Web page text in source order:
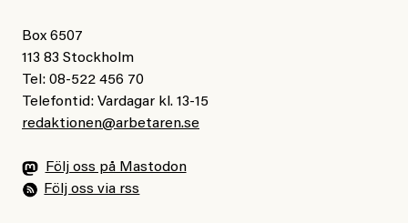
Box 6507
113 83 Stockholm
Tel: 08-522 456 70
Telefontid: Vardagar kl. 13-15
redaktionen@arbetaren.se
Följ oss på Mastodon
Följ oss via rss